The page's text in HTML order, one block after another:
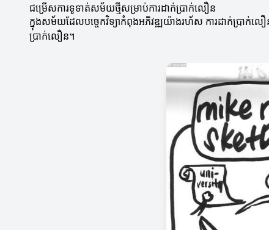
ជម្រើសការទូទាត់សម័យថ្មីសម្រាប់ការដាក់ប្រាក់លឿន
ក្នុងសម័យដែលបច្ចេកវិទ្យាកំពុងអភិវឌ្ឍយ៉ាងរហ័ស ការដាក់ប្រាក់ល
ប្រាក់លឿន។